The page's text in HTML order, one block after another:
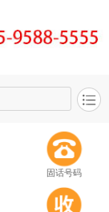
固话号码